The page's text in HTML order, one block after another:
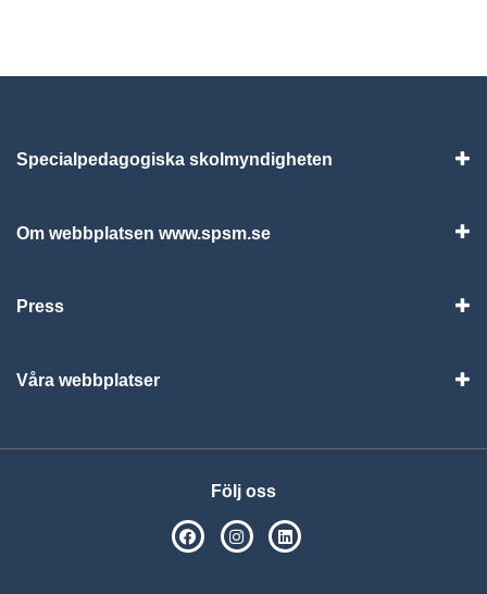
Specialpedagogiska skolmyndigheten
Om webbplatsen www.spsm.se
Press
Våra webbplatser
Följ oss
SPSM på Facebook
SPSM på Instagram